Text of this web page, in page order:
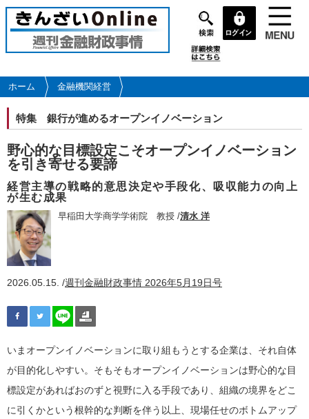
メ
イ
コ
ン
ツ
に
移
動
ホーム 金融機関経営
特集 銀行が進めるオープンイノベーション
野心的な目標設定こそオープンイノベーション
を引き寄せる要諦
経営主導の戦略的意思決定や手段化、吸収能力の向上
が生む成果
早稲田大学商学学術院 教授 /清水 洋
2026.05.15. /週刊金融財政事情 2026年5月19日号
いまオープンイノベーションに取り組もうとする企業は、それ自体
が目的化しやすい。そもそもオープンイノベーションは野心的な目
標設定があればおのずと視野に入る手段であり、組織の境界をどこ
に引くかという根幹的な判断を伴う以上、現場任せのボトムアップ